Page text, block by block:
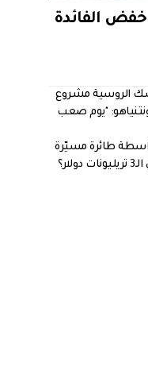
الفائدة
الروسية مشروع
"يوم صعب
طائرة مسيّرة